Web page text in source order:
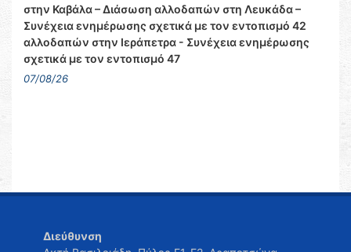
στην Καβάλα – Διάσωση αλλοδαπών στη Λευκάδα –
Συνέχεια ενημέρωσης σχετικά με τον εντοπισμό 42
αλλοδαπών στην Ιεράπετρα - Συνέχεια ενημέρωσης
σχετικά με τον εντοπισμό 47
07/08/26
Διεύθυνση